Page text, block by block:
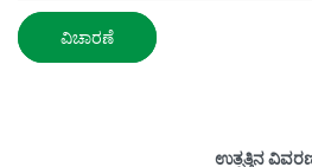
ವಿಚಾರಣೆ
ಉತ್ಪತ್ತಿನ